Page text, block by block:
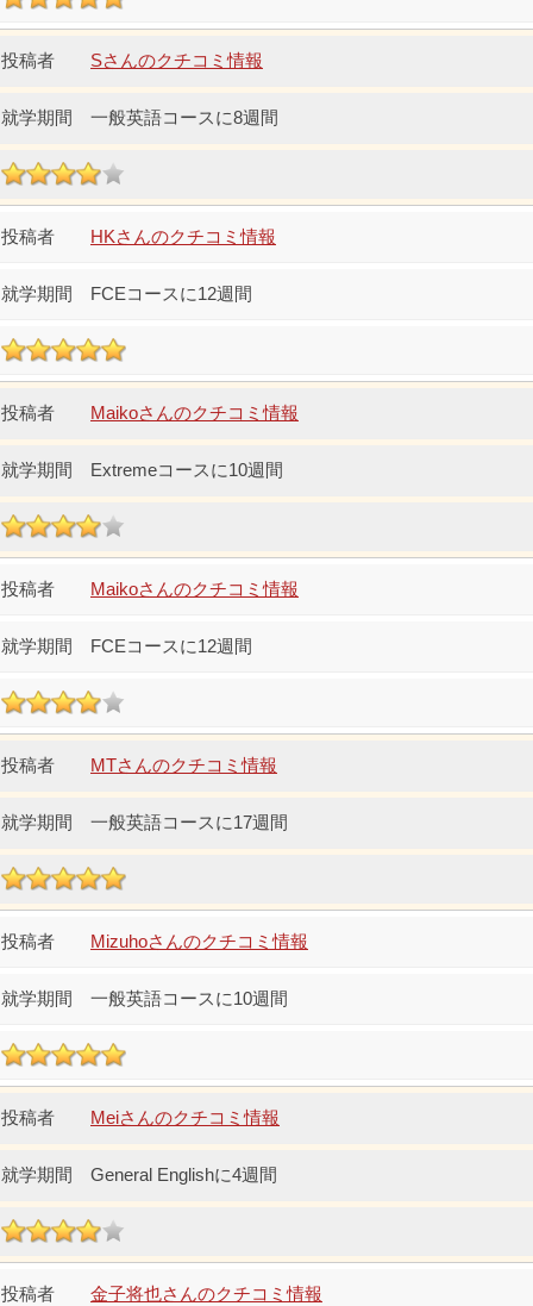
Sさんのクチコミ情報
一般英語コースに8週間
HKさんのクチコミ情報
FCEコースに12週間
Maikoさんのクチコミ情報
Extremeコースに10週間
Maikoさんのクチコミ情報
FCEコースに12週間
MTさんのクチコミ情報
一般英語コースに17週間
Mizuhoさんのクチコミ情報
一般英語コースに10週間
Meiさんのクチコミ情報
General Englishに4週間
金子将也さんのクチコミ情報